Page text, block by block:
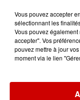
Vous pouvez accepter
sélectionnant les
Vous pouvez
accepter". Vos
pouvez mettre à jour
moment via le lien